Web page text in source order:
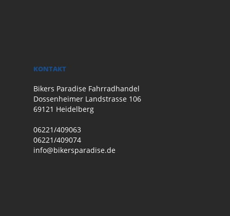
KONTAKT
Bikers Paradise Fahrradhandel
Dossenheimer Landstrasse 106
69121 Heidelberg
06221/409063
06221/409074
info@bikersparadise.de